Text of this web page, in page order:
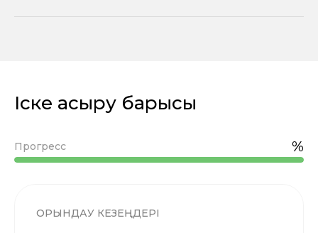
Іске асыру барысы
Прогресс %
ОРЫНДАУ КЕЗЕҢДЕРІ